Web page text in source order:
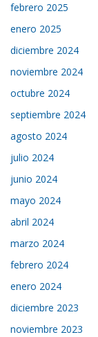
febrero 2025
enero 2025
diciembre 2024
noviembre 2024
octubre 2024
septiembre 2024
agosto 2024
julio 2024
junio 2024
mayo 2024
abril 2024
marzo 2024
febrero 2024
enero 2024
diciembre 2023
noviembre 2023